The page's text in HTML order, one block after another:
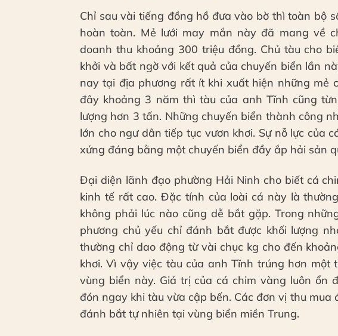
Chỉ sau vài tiếng đồng hồ đưa vào bờ thì toàn bộ
hoàn toàn. Mẻ lưới may mắn này đã mang về
doanh thu khoảng 300 triệu đồng. Chủ tàu cho
khởi và bất ngờ với kết quả của chuyến biển lần
nay tại địa phương rất ít khi xuất hiện những mẻ
đây khoảng 3 năm thì tàu của anh Tĩnh cũng
lượng hơn 3 tấn. Những chuyến biển thành công
lớn cho ngư dân tiếp tục vươn khơi. Sự nỗ lực của
xứng đáng bằng một chuyến biển đầy ắp hải sản
Đại diện lãnh đạo phường Hải Ninh cho biết cá
kinh tế rất cao. Đặc tính của loài cá này là
không phải lúc nào cũng dễ bắt gặp. Trong
phương chủ yếu chỉ đánh bắt được khối lượng
thường chỉ dao động từ vài chục kg cho đến
khơi. Vì vậy việc tàu của anh Tĩnh trúng hơn một
vùng biển này. Giá trị của cá chim vàng luôn ổn
đón ngay khi tàu vừa cập bến. Các đơn vị thu mua
đánh bắt tự nhiên tại vùng biển miền Trung.